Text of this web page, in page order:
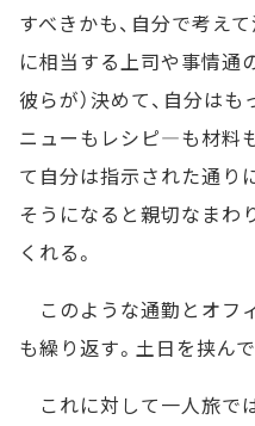
すべきかも、自分で考え
に相当する上司や事情通
彼らが）決めて、自分は
ニューもレシピ―も材料
て自分は指示された通り
そうになると親切なまわ
くれる。
このような通勤とオフ
も繰り返す。土日を挟ん
これに対して一人旅で